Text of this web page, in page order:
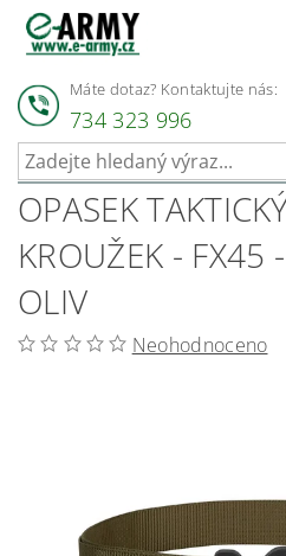
Máte dotaz? Kontaktujte nás:
734 323 996
OPASEK
KROUŽEK - FX45
OLIV
Neohodnoceno